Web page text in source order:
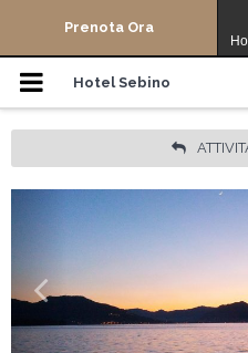
Menu di navigazione
Camere
Dove Siamo
Offerte
Prenota Ora
Hotel Sebino